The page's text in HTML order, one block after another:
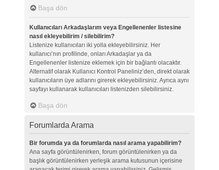
Başa dön
Kullanıcıları Arkadaşlarım veya Engellenenler listesine
nasıl ekleyebilirim / silebilirim?
Listenize kullanıcıları iki yolla ekleyebilirsiniz. Her
kullanıcı’nın profilinde, onları Arkadaşlar ya da
Engellenenler listenize eklemek için bir bağlantı olacaktır.
Alternatif olarak Kullanıcı Kontrol Paneliniz’den, direkt olarak
kullanıcıların üye adlarını girerek ekleyebilirsiniz. Ayrıca aynı
sayfayı kullanarak kullanıcıları listenizden silebilirsiniz.
Başa dön
Forumlarda Arama
Bir forumda ya da forumlarda nasıl arama yapabilirim?
Ana sayfa görüntülenirken, forum görüntülenirken ya da
başlık görüntülenirken yerleşik arama kutusunun içerisine